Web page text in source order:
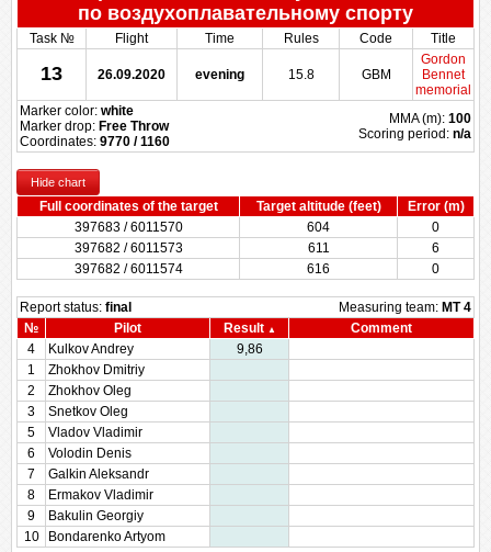
по воздухоплавательному спорту
Task № Flight Time Rules Code Title
13 26.09.2020 evening 15.8 GBM
Gordon
Bennet
memorial
Marker color: white
Marker drop: Free Throw
Coordinates: 9770 / 1160
MMA (m): 100
Scoring period: n/a
Hide chart
Full coordinates of the target Target altitude (feet)
Error (m)
397683 / 6011570
604
0
397682 / 6011573
611
6
397682 / 6011574
616 0
Report status: final Measuring team: MT 4
№
Pilot Result
Comment
4
Kulkov Andrey
9,86
1
Zhokhov Dmitriy
2
Zhokhov Oleg
3
Snetkov Oleg
5
Vladov Vladimir
6
Volodin Denis
7
Galkin Aleksandr
8
Ermakov Vladimir
9
Bakulin Georgiy
10
Bondarenko Artyom